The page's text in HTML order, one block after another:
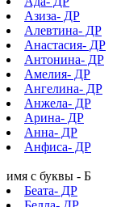
Азиза- ДР
Алевтина- ДР
Анастасия- ДР
Антонина- ДР
Амелия- ДР
Ангелина- ДР
Анжела- ДР
Арина- ДР
Анна- ДР
Анфиса- ДР
имя с буквы - Б
Беата- ДР